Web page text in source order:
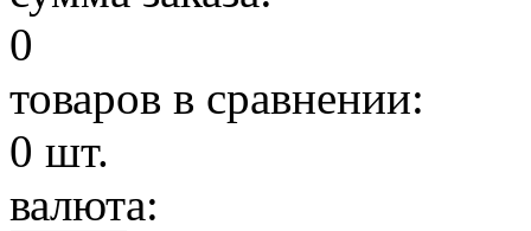
0
товаров в сравнении:
0 шт.
валюта: